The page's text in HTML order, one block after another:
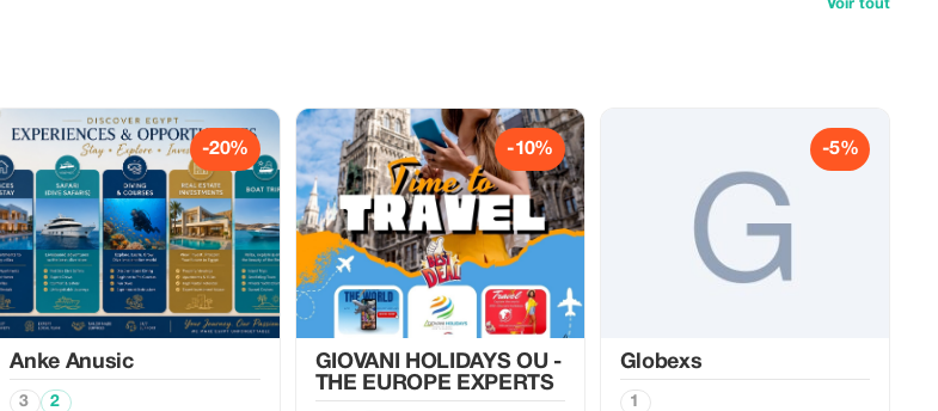
Voir tout
-20%
Anke Anusic
3 2
-10%
GIOVANI HOLIDAYS OU -
THE EUROPE EXPERTS
-5%
Globexs
1